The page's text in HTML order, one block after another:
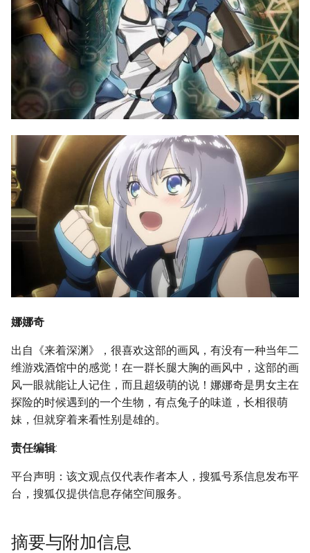
娜娜奇
出自《来着深渊》，很喜欢这部的画风，有没有一种当年二
维游戏酒馆中的感觉！在一群长腿大胸的画风中，这部的画
风一眼就能让人记住，而且超级萌的说！娜娜奇是男女主在
探险的时候遇到的一个生物，有点兔子的味道，长相很萌
妹，但就穿着来看性别是雄的。
责任编辑:
平台声明：该文观点仅代表作者本人，搜狐号系信息发布平
台，搜狐仅提供信息存储空间服务。
摘要与附加信息